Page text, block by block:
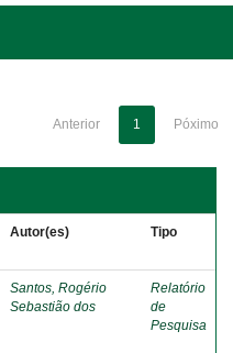
Anterior 1 Póximo
Autor(es) Tipo
Santos, Rogério
Sebastião dos
Relatório
de
Pesquisa